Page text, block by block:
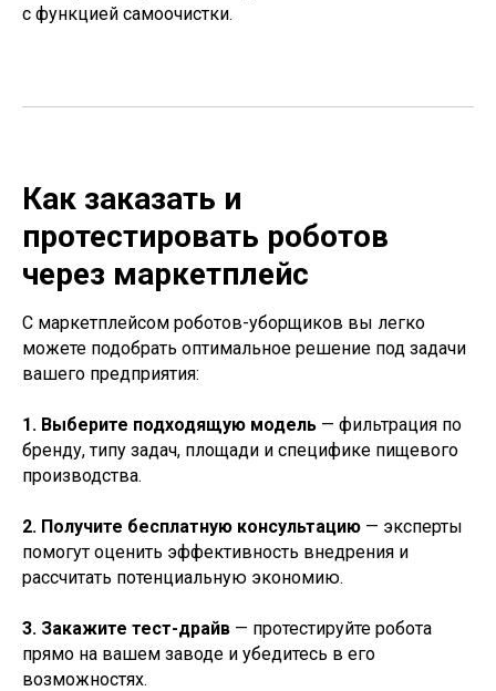
с функцией самоочистки.
Как заказать и
протестировать роботов
через маркетплейс
С маркетплейсом роботов-уборщиков вы легко
можете подобрать оптимальное решение под задачи
вашего предприятия:
1. Выберите подходящую модель — фильтрация по
бренду, типу задач, площади и специфике пищевого
производства.
2. Получите бесплатную консультацию — эксперты
помогут оценить эффективность внедрения и
рассчитать потенциальную экономию.
3. Закажите тест-драйв — протестируйте робота
прямо на вашем заводе и убедитесь в его
возможностях.